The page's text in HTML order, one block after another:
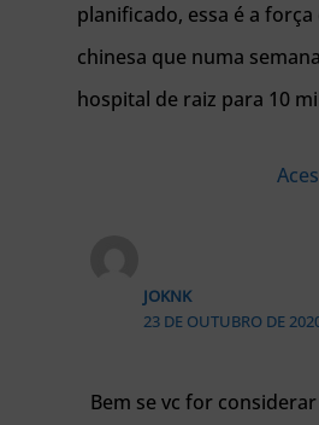
planificado, essa é a
chinesa que numa
hospital de raiz para 10
JOKNK
23 DE OUTUBRO DE
Bem se vc for